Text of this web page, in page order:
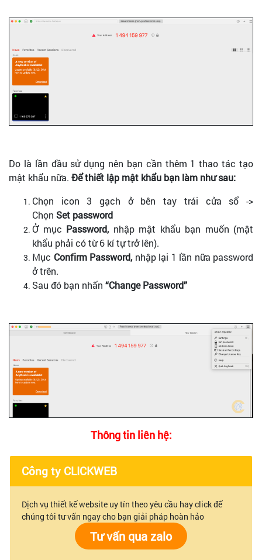
Do là lần đầu sử dụng nên bạn cần thêm 1 thao tác tạo
mật khẩu nữa. Để thiết lập mật khẩu bạn làm như sau:
Chọn icon 3 gạch ở bên tay trái cửa sổ ->
Chọn Set password
Ở mục Password,nhập mật khẩu bạn muốn (mật
khẩu phải có từ 6 kí tự trở lên).
Mục Confirm Password,nhập lại 1 lần nữa password
ở trên.
Sau đó bạn nhấn “Change Password”
Thông tin liên hệ:
Công ty CLICKWEB
Dịch vụ thiết kế website uy tín theo yêu cầu hay click để
chúng tôi tư vấn ngay cho bạn giải pháp hoàn hảo
Tư vấn qua zalo